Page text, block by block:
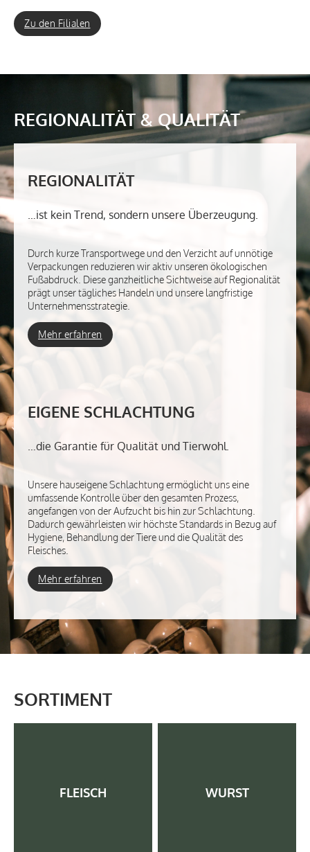
Zu den Filialen
REGIONALITÄT & QUALITÄT
REGIONALITÄT
…ist kein Trend, sondern unsere Überzeugung.
Durch kurze Transportwege und den Verzicht auf unnötige
Verpackungen reduzieren wir aktiv unseren ökologischen
Fußabdruck. Diese ganzheitliche Sichtweise auf Regionalität
prägt unser tägliches Handeln und unsere langfristige
Unternehmensstrategie.
Mehr erfahren
EIGENE SCHLACHTUNG
…die Garantie für Qualität und Tierwohl.
Unsere hauseigene Schlachtung ermöglicht uns eine
umfassende Kontrolle über den gesamten Prozess,
angefangen von der Aufzucht bis hin zur Schlachtung.
Dadurch gewährleisten wir höchste Standards in Bezug auf
Hygiene, Behandlung der Tiere und die Qualität des
Fleisches.
Mehr erfahren
SORTIMENT
FLEISCH WURST